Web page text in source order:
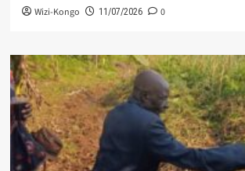
Wizi-Kongo 11/07/2026 0